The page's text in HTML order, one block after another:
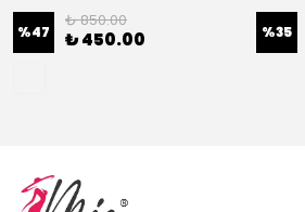
%47
₺ 850.00
₺ 450.00 %35